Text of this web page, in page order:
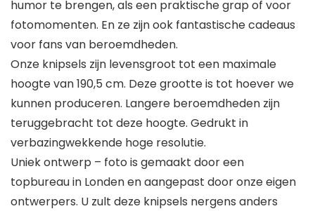
humor te brengen, als een praktische grap of voor
fotomomenten. En ze zijn ook fantastische cadeaus
voor fans van beroemdheden.
Onze knipsels zijn levensgroot tot een maximale
hoogte van 190,5 cm. Deze grootte is tot hoever we
kunnen produceren. Langere beroemdheden zijn
teruggebracht tot deze hoogte. Gedrukt in
verbazingwekkende hoge resolutie.
Uniek ontwerp – foto is gemaakt door een
topbureau in Londen en aangepast door onze eigen
ontwerpers. U zult deze knipsels nergens anders